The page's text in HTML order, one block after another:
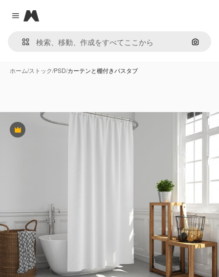
Close menu
Magnific
画像で
ホーム/ストック/PSD/カーテンと棚付きバスタブ
Premium